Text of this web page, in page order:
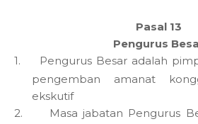
Pasal 13
Pengurus
1.
Pengurus Besar adalah
pengemban amanat
ekskutif
2.
Masa jabatan Pengurus